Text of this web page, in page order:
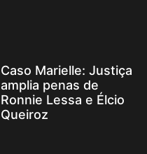
Caso Marielle: Justiça
amplia penas de
Ronnie Lessa e Élcio
Queiroz